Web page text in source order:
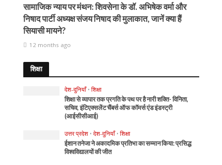
सामाजिक न्याय पर मंथन: शिवसेना के डॉ. अभिषेक वर्मा और
निषाद पार्टी अध्यक्ष संजय निषाद की मुलाकात, जानें क्या हैं
सियासी मायने?
12 months ago
शिक्षा
देश-दुनियाँ • शिक्षा
शिक्षा से व्यापार तक प्रगति के पथ पर है नारी शक्ति- विनिता,
सचिव, इंटिएक्सलेंट चैंबर्स ऑफ कॉमर्स एंड इंडस्ट्री
(आईसीसीआई)
उत्तर प्रदेश • देश-दुनियाँ • शिक्षा
ईशान तनेजा ने अकादमिक प्रतिभा का सम्मान किया: प्रसिद्ध
विश्वविद्यालयों की जीत